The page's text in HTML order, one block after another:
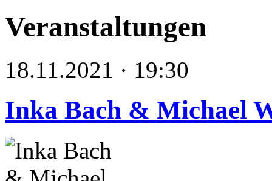
Veranstaltungen
18.11.2021 · 19:30
Inka Bach & Michael